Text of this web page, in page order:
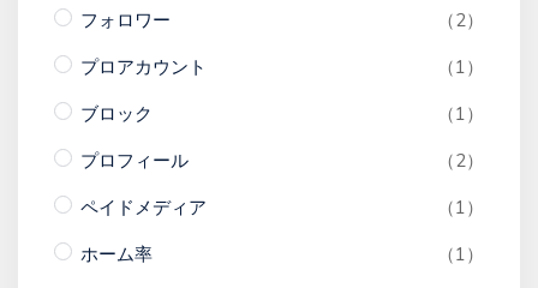
フォロワー
（2）
プロアカウント
（1）
ブロック
（1）
プロフィール
（2）
ペイドメディア
（1）
ホーム率
（1）